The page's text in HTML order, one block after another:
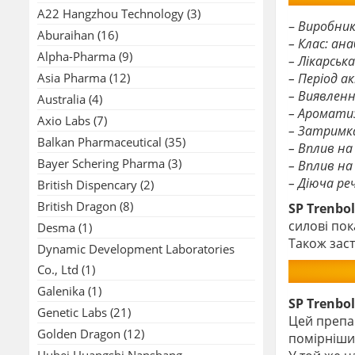
–
– Клас:
–
– Період
–
–
–
– Вплив на
– Вплив на
– Діюча
SP
силові
Також
SP
Цей
A22 Hangzhou Technology (3)
Aburaihan (16)
Alpha-Pharma (9)
Asia Pharma (12)
Australia (4)
Axio Labs (7)
Balkan Pharmaceutical (35)
Bayer Schering Pharma (3)
British Dispencary (2)
British Dragon (8)
Desma (1)
Dynamic Development Laboratories
Co., Ltd (1)
Galenika (1)
Genetic Labs (21)
Golden Dragon (12)